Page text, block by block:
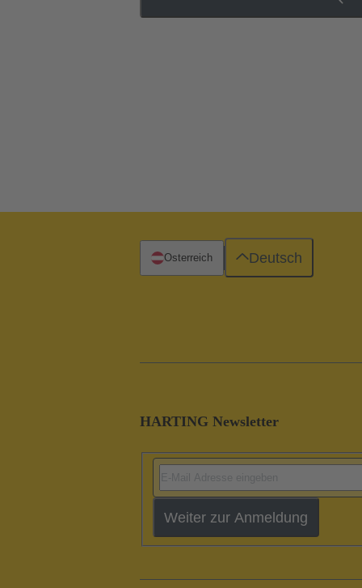
HARTING Newsletter
Weiter zur Anmeldung
Österreich Deutsch